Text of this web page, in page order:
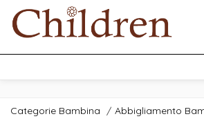
Categorie Bambina / Abbigliamento